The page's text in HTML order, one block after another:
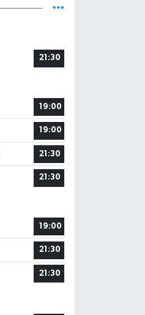
21:30
19:00
19:00
21:30
21:30
19:00
21:30
21:30